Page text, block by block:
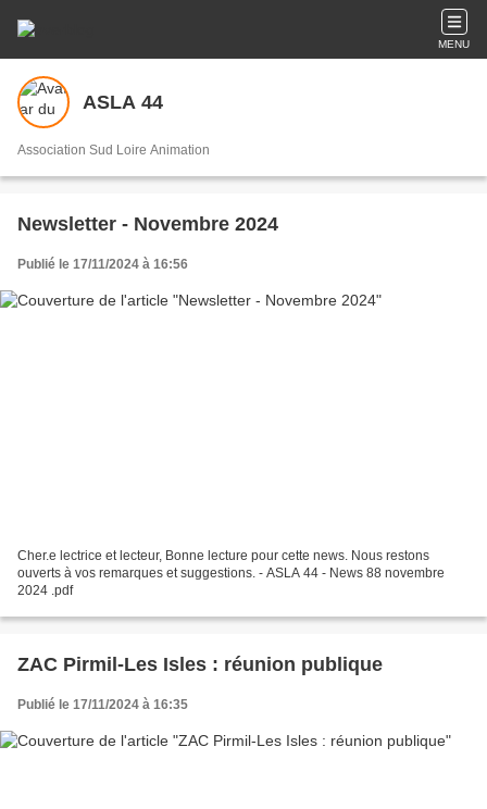
MENU
ASLA 44
Association Sud Loire Animation
Newsletter - Novembre 2024
Publié le 17/11/2024 à 16:56
Cher.e lectrice et lecteur, Bonne lecture pour cette news. Nous restons
ouverts à vos remarques et suggestions. - ASLA 44 - News 88 novembre
2024 .pdf
ZAC Pirmil-Les Isles : réunion publique
Publié le 17/11/2024 à 16:35